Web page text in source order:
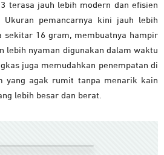
terasa jauh lebih modern dan efisien
Ukuran pemancarnya kini jauh lebih
sekitar 16 gram, membuatnya hampir
lebih nyaman digunakan dalam waktu
juga memudahkan penempatan di
yang agak rumit tanpa menarik kain
lebih besar dan berat.